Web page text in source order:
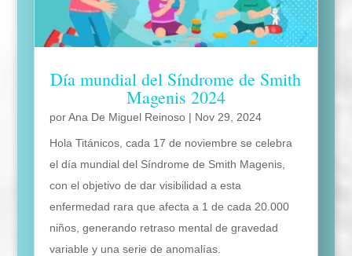
Día mundial del Síndrome de Smith
Magenis 2024
porAna De Miguel Reinoso| Nov 29, 2024
Hola Titánicos, cada 17 de noviembre se celebra
el día mundial del Síndrome de Smith Magenis,
con el objetivo de dar visibilidad a esta
enfermedad rara que afecta a 1 de cada 20.000
niños, generando retraso mental de gravedad
variable y una serie de anomalías.